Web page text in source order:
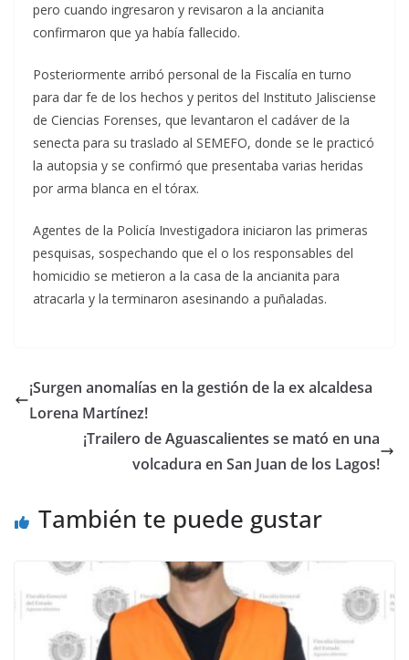
pero cuando ingresaron y revisaron a la ancianita
confirmaron que ya había fallecido.
Posteriormente arribó personal de la Fiscalía en turno
para dar fe de los hechos y peritos del Instituto Jalisciense
de Ciencias Forenses, que levantaron el cadáver de la
senecta para su traslado al SEMEFO, donde se le practicó
la autopsia y se confirmó que presentaba varias heridas
por arma blanca en el tórax.
Agentes de la Policía Investigadora iniciaron las primeras
pesquisas, sospechando que el o los responsables del
homicidio se metieron a la casa de la ancianita para
atracarla y la terminaron asesinando a puñaladas.
¡Surgen anomalías en la gestión de la ex alcaldesa
Lorena Martínez!
¡Trailero de Aguascalientes se mató en una
volcadura en San Juan de los Lagos!
También te puede gustar